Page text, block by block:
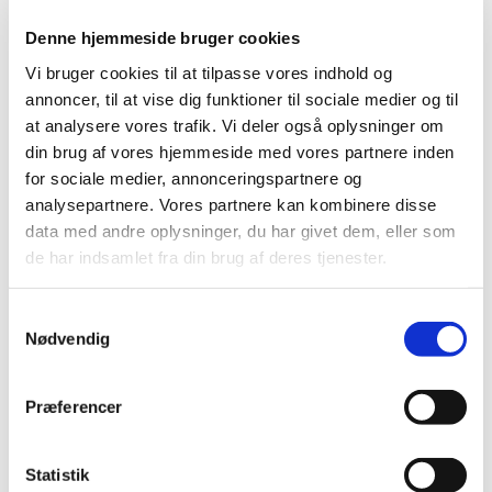
Denne hjemmeside bruger cookies
Vi bruger cookies til at tilpasse vores indhold og
annoncer, til at vise dig funktioner til sociale medier og til
at analysere vores trafik. Vi deler også oplysninger om
din brug af vores hjemmeside med vores partnere inden
for sociale medier, annonceringspartnere og
analysepartnere. Vores partnere kan kombinere disse
data med andre oplysninger, du har givet dem, eller som
de har indsamlet fra din brug af deres tjenester.
Nødvendig
Præferencer
Statistik
med overdreven koagulation (blodstørkning) eller
De fleste af disse tilfælde er opstået inden for de første 14
dage efter vaccinationen. Nogle tilfælde har haft dødeligt
udfald.
Lægemiddelstyrelsen har behandlet 2 danske
indberetninger, hvor der er tale om det omtalte
usædvanlige sygdomsbillede med lavt antal blodplader,
blodpropper i små og store kar samt blødning. Én af de to
sager omhandler et dødsfald. Lægemiddelstyrelsen har i
vaccinen er sandsynlig.
andre nationale lægemiddelmyndigheder i EU undersøgt
og vurderet sager om det særlige sygdomsbillede med
sammenhæng med vaccinen er fundet sandsynlig. På